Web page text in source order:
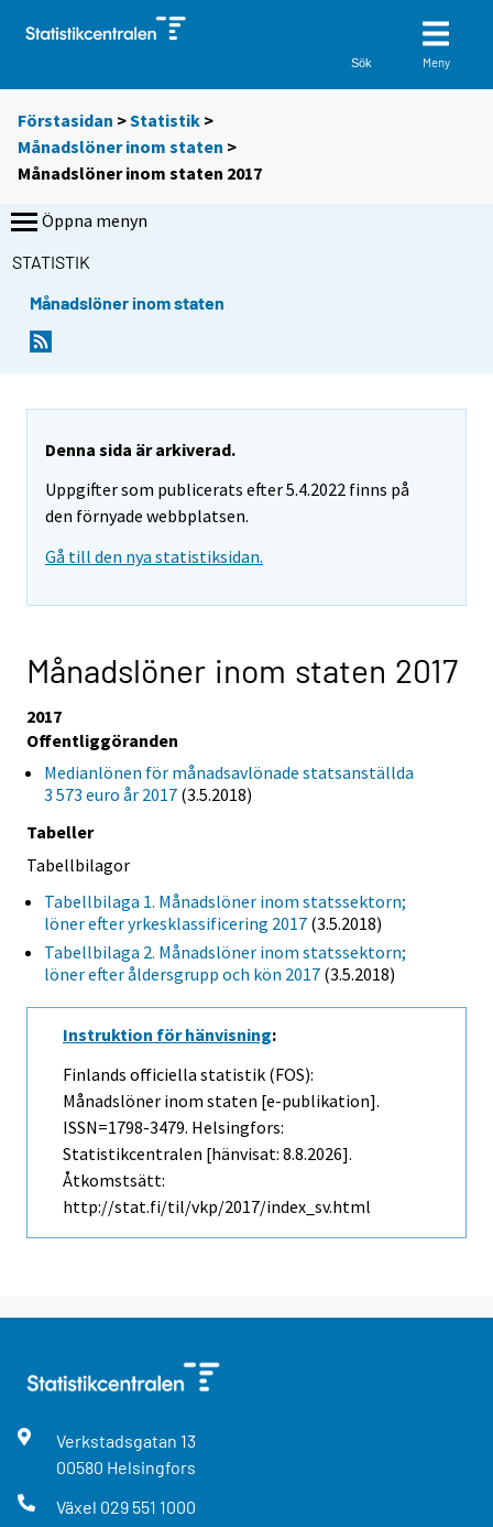
Sök Meny
Förstasidan >Statistik >
Månadslöner inom staten >
Månadslöner inom staten 2017
Öppna menyn
STATISTIK
Månadslöner inom staten
Denna sida är arkiverad.
Uppgifter som publicerats efter 5.4.2022 finns på
den förnyade webbplatsen.
Gå till den nya statistiksidan.
Månadslöner inom staten 2017
2017
Offentliggöranden
Medianlönen för månadsavlönade statsanställda
3 573 euro år 2017 (3.5.2018)
Tabeller
Tabellbilagor
Tabellbilaga 1. Månadslöner inom statssektorn;
löner efter yrkesklassificering 2017 (3.5.2018)
Tabellbilaga 2. Månadslöner inom statssektorn;
löner efter åldersgrupp och kön 2017 (3.5.2018)
Instruktion för hänvisning:
Finlands officiella statistik (FOS):
Månadslöner inom staten [e-publikation].
ISSN=1798-3479. Helsingfors:
Statistikcentralen [hänvisat: 8.8.2026].
Åtkomstsätt:
http://stat.fi/til/vkp/2017/index_sv.html
Verkstadsgatan 13
00580 Helsingfors
Växel 029 551 1000